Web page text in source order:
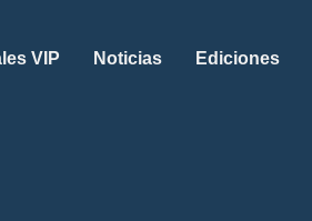
VIP Noticias Ediciones